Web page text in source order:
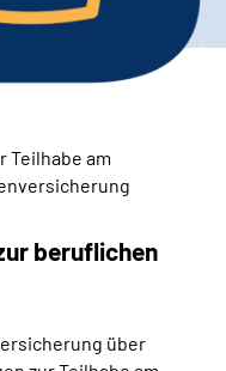
Teilhabe am
beruflichen
über